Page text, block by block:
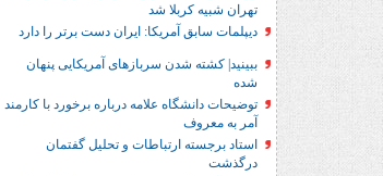
تهران‌ شبیه کربلا شد
دیپلمات سابق آمریکا: ایران دست برتر را دارد
ببینید| کشته شدن سربازهای آمریکایی پنهان
شده
توضیحات دانشگاه علامه درباره برخورد با کارمند
آمر به معروف
استاد برجسته ارتباطات و تحلیل گفتمان
درگذشت